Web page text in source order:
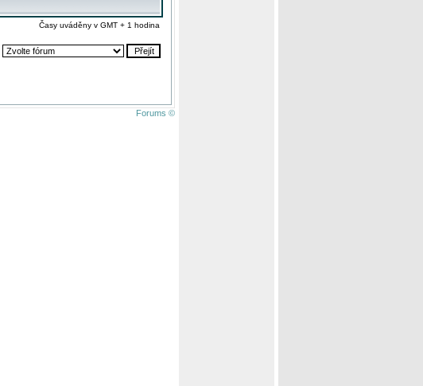
Časy uváděny v GMT + 1 hodina
Forums ©